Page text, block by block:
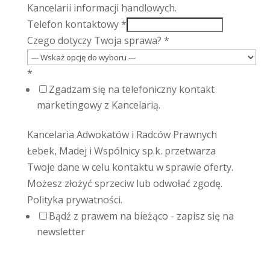
Kancelarii informacji handlowych.
Telefon kontaktowy*
Czego dotyczy Twoja sprawa? *
*
Zgadzam się na telefoniczny kontakt
marketingowy z Kancelarią.
Kancelaria Adwokatów i Radców Prawnych
Łebek, Madej i Wspólnicy sp.k. przetwarza
Twoje dane w celu kontaktu w sprawie oferty.
Możesz złożyć sprzeciw lub odwołać zgodę.
Polityka prywatności.
Bądź z prawem na bieżąco - zapisz się na
newsletter